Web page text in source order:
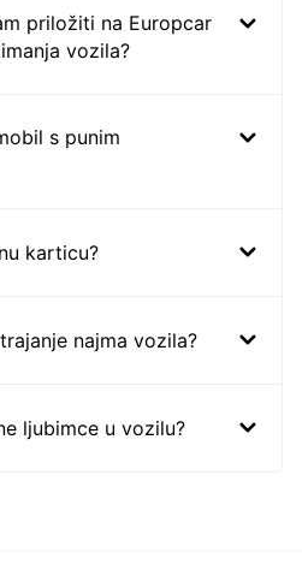
priložiti na Europcar
vozila?
s punim
karticu?
najma vozila?
ljubimce u vozilu?